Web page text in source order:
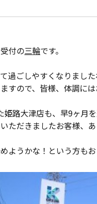
和暮-なごみ-
適性
付の三輪です。
過ごしやすくなりました
すので、皆様、体調には
路大津店も、早9ヶ月を
ただきましたお客様、あ
ようかな！という方も